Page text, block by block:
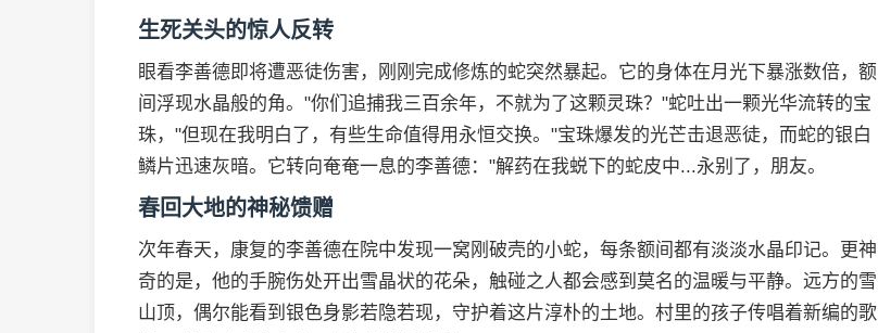
生死关头的惊人反转
眼看李善德即将遭恶徒伤害，刚刚完成修炼的蛇突然暴起。它的身体在月光下暴涨数倍，额
间浮现水晶般的角。"你们追捕我三百余年，不就为了这颗灵珠？"蛇吐出一颗光华流转的宝
珠，"但现在我明白了，有些生命值得用永恒交换。"宝珠爆发的光芒击退恶徒，而蛇的银白
鳞片迅速灰暗。它转向奄奄一息的李善德："解药在我蜕下的蛇皮中...永别了，朋友。
春回大地的神秘馈赠
次年春天，康复的李善德在院中发现一窝刚破壳的小蛇，每条额间都有淡淡水晶印记。更神
奇的是，他的手腕伤处开出雪晶状的花朵，触碰之人都会感到莫名的温暖与平静。远方的雪
山顶，偶尔能看到银色身影若隐若现，守护着这片淳朴的土地。村里的孩子传唱着新编的歌